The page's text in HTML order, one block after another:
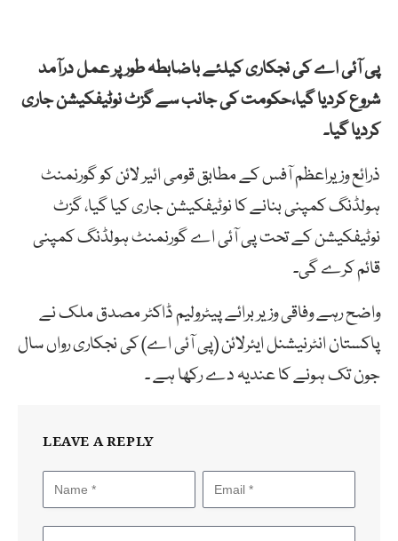
پی آئی اے کی نجکاری کیلئے باضابطہ طور پر عمل درآمد
شروع کردیا گیا،حکومت کی جانب سے گزٹ نوٹیفکیشن جاری
کردیا گیا۔
ذرائع وزیراعظم آفس کے مطابق قومی ائیر لائن کو گورنمنٹ
ہولڈنگ کمپنی بنانے کا نوٹیفکیشن جاری کیا گیا، گزٹ
نوٹیفکیشن کے تحت پی آئی اے گورنمنٹ ہولڈنگ کمپنی
قائم کرے گی۔
واضح رہے وفاقی وزیر برائے پیٹرولیم ڈاکٹر مصدق ملک نے
پاکستان انٹرنیشنل ایئرلائن (پی آئی اے) کی نجکاری رواں سال
جون تک ہونے کا عندیہ دے رکھا ہے ۔
LEAVE A REPLY